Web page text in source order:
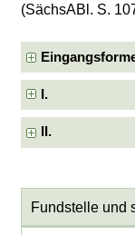
(SächsABl. S.
I.
II.
Fundstelle und